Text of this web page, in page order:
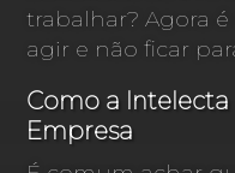
trabalhar? Agora
agir e não ficar
Como a
Empresa